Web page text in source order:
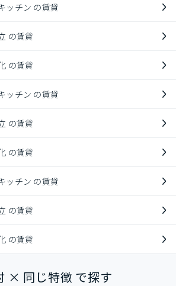
ッチン の賃貸
の賃貸
の賃貸
ッチン の賃貸
の賃貸
の賃貸
ッチン の賃貸
の賃貸
の賃貸
× 同じ特徴 で探す